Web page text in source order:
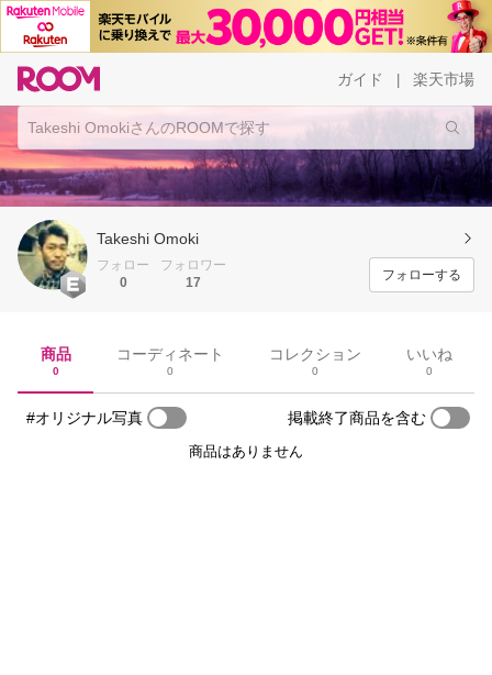
ガイド 楽天市場
Takeshi Omoki
フォロー
0
フォロワー
17
フォローする
商品
0
コーディネート
0
コレクション
0
いいね
0
#オリジナル写真 掲載終了商品を含む
商品はありません